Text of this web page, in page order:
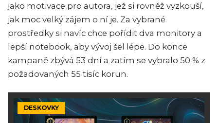
jako motivace pro autora, jež si rovněž vyzkouší,
jak moc velký zájem o ní je. Za vybrané
prostředky si navíc chce pořídit dva monitory a
lepší notebook, aby vývoj šel lépe. Do konce
kampaně zbývá 53 dní a zatím se vybralo 50 % z
požadovaných 55 tisíc korun.
DESKOVKY